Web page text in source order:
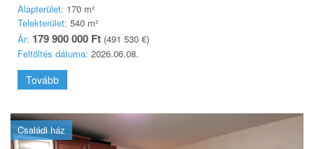
Alapterület: 170 m²
Telekterület: 540 m²
Ár: 179 900 000 Ft (491 530 €)
Feltöltés dátuma: 2026.06.08.
Tovább
Családi ház